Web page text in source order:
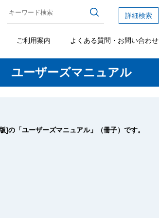
詳細検索
ご利用案内 よくある質問・お問い合わせ
ユーザーズマニュアル
の「ユーザーズマニュアル」（冊子）です。